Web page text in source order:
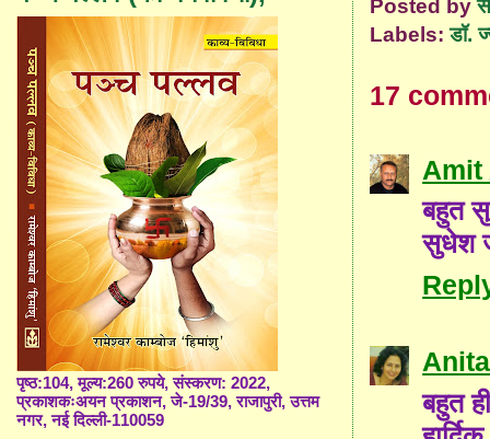
Posted by
Labels:डॉ.
17
Amit
बहुत
सुधेश
बहुत
पृष्ठ:104, मूल्य:260 रुपये, संस्करण: 2022,
प्रकाशकःअयन प्रकाशन, जे-19/39, राजापुरी, उत्तम
नगर, नई दिल्ली-110059